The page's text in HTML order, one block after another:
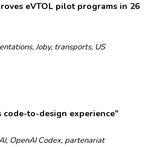
eVTOL pilot programs in 26
,Joby, transports, US
code-to-design experience"
, OpenAI Codex,partenariat